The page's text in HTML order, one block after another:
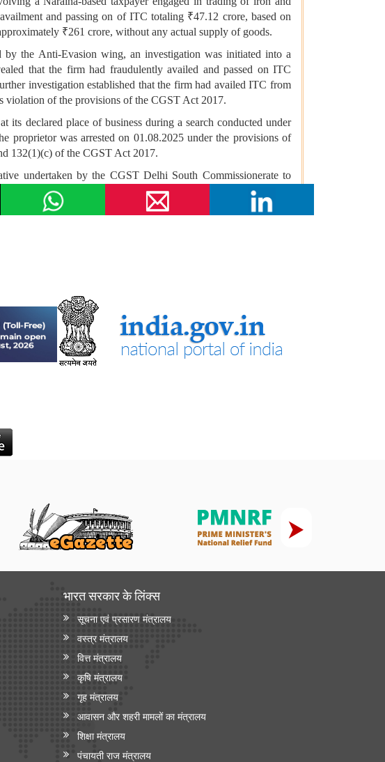
भारत सरकार के लिंक्‍स
सूचना एवं प्रसारण मंत्रालय
वस्त्र मंत्रालय
वित्त मंत्रालय
कृषि मंत्रालय
गृह मंत्रालय
आवासन और शहरी मामलों का मंत्रालय
शिक्षा मंत्रालय
पंचायती राज मंत्रालय